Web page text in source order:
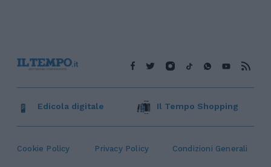
Cookie Policy Privacy Policy Condizioni Generali
Edicola digitale Il Tempo Shopping